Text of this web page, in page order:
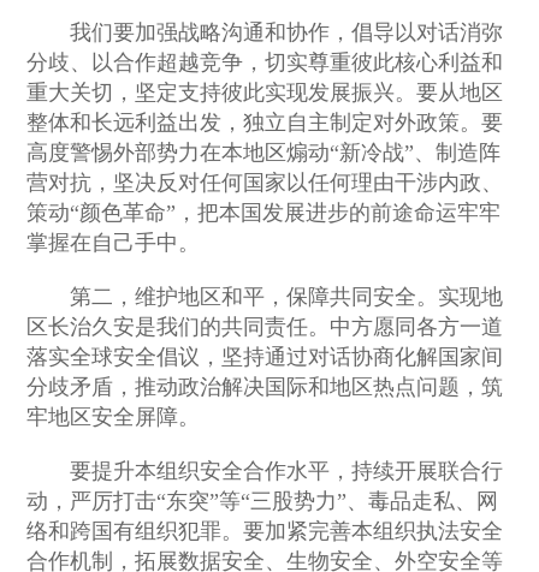
我们要加强战略沟通和协作，倡导以对话消弥
分歧、以合作超越竞争，切实尊重彼此核心利益和
重大关切，坚定支持彼此实现发展振兴。要从地区
整体和长远利益出发，独立自主制定对外政策。要
高度警惕外部势力在本地区煽动“新冷战”、制造阵
营对抗，坚决反对任何国家以任何理由干涉内政、
策动“颜色革命”，把本国发展进步的前途命运牢牢
掌握在自己手中。
第二，维护地区和平，保障共同安全。实现地
区长治久安是我们的共同责任。中方愿同各方一道
落实全球安全倡议，坚持通过对话协商化解国家间
分歧矛盾，推动政治解决国际和地区热点问题，筑
牢地区安全屏障。
要提升本组织安全合作水平，持续开展联合行
动，严厉打击“东突”等“三股势力”、毒品走私、网
络和跨国有组织犯罪。要加紧完善本组织执法安全
合作机制，拓展数据安全、生物安全、外空安全等